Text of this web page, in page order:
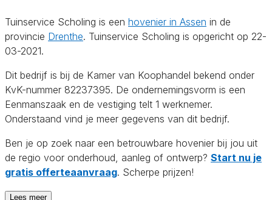
Tuinservice Scholing is een hovenier in Assen in de
provincie Drenthe. Tuinservice Scholing is opgericht op 22-
03-2021.
Dit bedrijf is bij de Kamer van Koophandel bekend onder
KvK-nummer 82237395. De ondernemingsvorm is een
Eenmanszaak en de vestiging telt 1 werknemer.
Onderstaand vind je meer gegevens van dit bedrijf.
Ben je op zoek naar een betrouwbare hovenier bij jou uit
de regio voor onderhoud, aanleg of ontwerp? Start nu je
gratis offerteaanvraag. Scherpe prijzen!
Lees meer